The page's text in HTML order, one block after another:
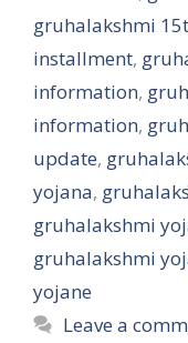
gruhalakshmi
installment,
information,
information,
update,
yojana,
gruhalakshmi
gruhalakshmi
yojane
Leave a